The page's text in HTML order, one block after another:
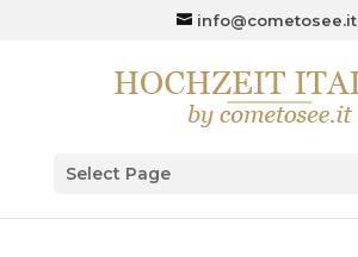
info@cometosee.it
Select Page